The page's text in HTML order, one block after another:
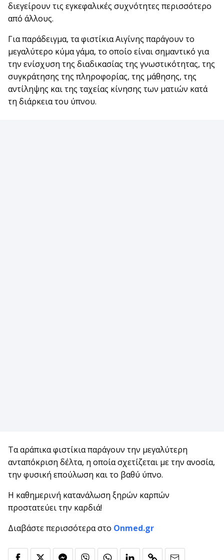
διεγείρουν τις εγκεφαλικές συχνότητες περισσότερο
από άλλους.
Για παράδειγμα, τα φιστίκια Αιγίνης παράγουν το
μεγαλύτερο κύμα γάμα, το οποίο είναι σημαντικό για
την ενίσχυση της διαδικασίας της γνωστικότητας, της
συγκράτησης της πληροφορίας, της μάθησης, της
αντίληψης και της ταχείας κίνησης των ματιών κατά
τη διάρκεια του ύπνου.
Τα αράπικα φιστίκια παράγουν την μεγαλύτερη
ανταπόκριση δέλτα, η οποία σχετίζεται με την ανοσία,
την φυσική επούλωση και το βαθύ ύπνο.
Η καθημερινή κατανάλωση ξηρών καρπών
προστατεύει την καρδιά!
Διαβάστε περισσότερα στο Onmed.gr